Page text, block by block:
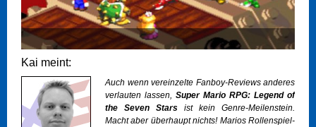
Kai meint:
Auch wenn vereinzelte Fanboy-Reviews anderes
verlauten lassen, Super Mario RPG: Legend of
the Seven Stars ist kein Genre-Meilenstein.
Macht aber überhaupt nichts! Marios Rollenspiel-